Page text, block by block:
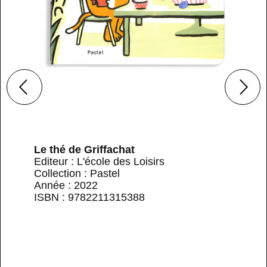
Le thé de Griffachat
Editeur : L'école des Loisirs
Collection : Pastel
Année : 2022
ISBN : 9782211315388